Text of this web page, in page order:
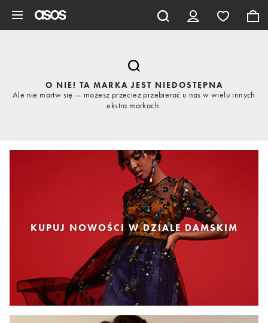
O NIE! TA MARKA JEST NIEDOSTĘPNA
Ale nie martw się — możesz przecież przebierać u nas w wielu innych
ekstra markach.
KUPUJ NOWOŚCI W DZIALE DAMSKIM